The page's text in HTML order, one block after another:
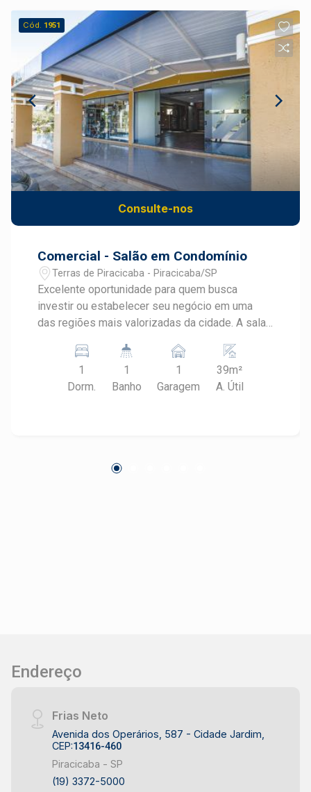
Cód. 1951
Consulte-nos
Comercial - Salão em Condomínio
Terras de Piracicaba - Piracicaba/SP
Excelente oportunidade para quem busca
investir ou estabelecer seu negócio em uma
das regiões mais valorizadas da cidade. A sala
amplia significativamente a área útil,
proporcionando mais conforto e versatilidade
para diferentes tipos de atividades
1
Dorm.
1
Banho
1
Garagem
39m²
A. Útil
Endereço
Frias Neto
Avenida dos Operários, 587 - Cidade Jardim,
CEP:13416-460
Piracicaba - SP
(19) 3372-5000